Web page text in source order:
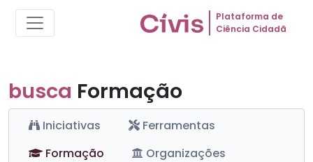
Plataforma de
Ciência Cidadã
busca Formação
Iniciativas
Ferramentas
Formação
Organizações